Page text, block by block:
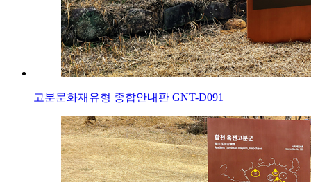
고분문화재유형 종합안내판 GNT-D091